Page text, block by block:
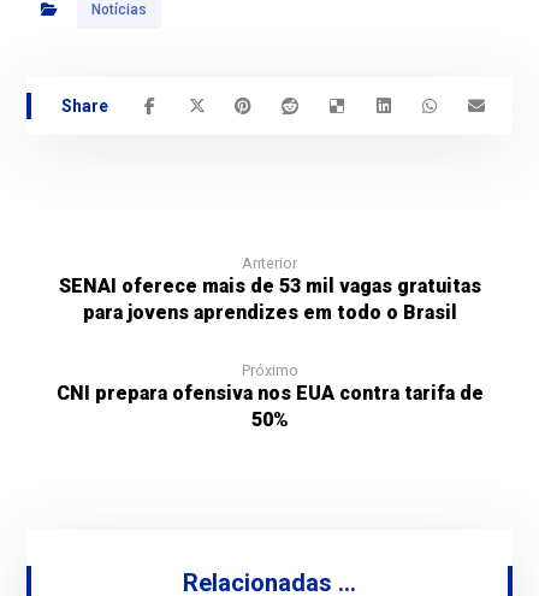
Notícias
Anterior
SENAI oferece mais de 53 mil vagas gratuitas
para jovens aprendizes em todo o Brasil
Próximo
CNI prepara ofensiva nos EUA contra tarifa de
50%
Relacionadas ...